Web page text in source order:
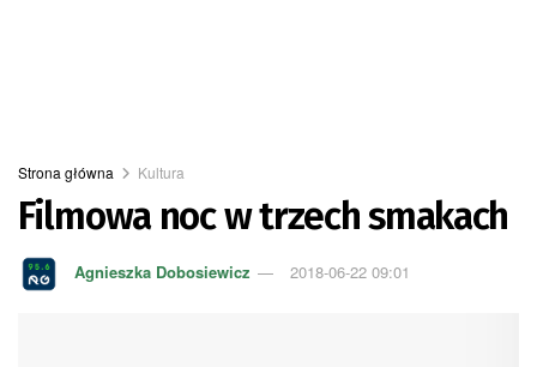
Strona główna Kultura
Filmowa noc w trzech smakach
Agnieszka Dobosiewicz 2018-06-22 09:01